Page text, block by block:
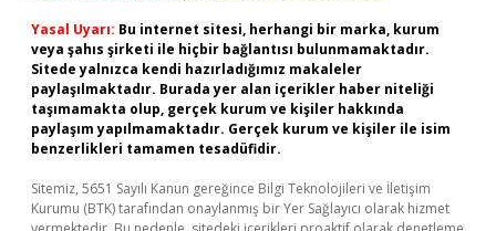
Yasal Uyarı: Bu internet sitesi, herhangi bir marka, kurum
veya şahıs şirketi ile hiçbir bağlantısı bulunmamaktadır.
Sitede yalnızca kendi hazırladığımız makaleler
paylaşılmaktadır. Burada yer alan içerikler haber niteliği
taşımamakta olup, gerçek kurum ve kişiler hakkında
paylaşım yapılmamaktadır. Gerçek kurum ve kişiler ile isim
benzerlikleri tamamen tesadüfidir.
Sitemiz, 5651 Sayılı Kanun gereğince Bilgi Teknolojileri ve İletişim
Kurumu (BTK) tarafından onaylanmış bir Yer Sağlayıcı olarak hizmet